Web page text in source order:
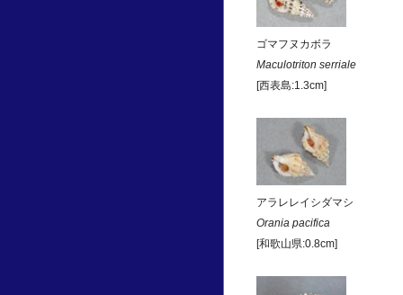
ゴマフヌカボラ
Maculotriton serriale
[西表島:1.3cm]
アラレレイシダマシ
Orania pacifica
[和歌山県:0.8cm]